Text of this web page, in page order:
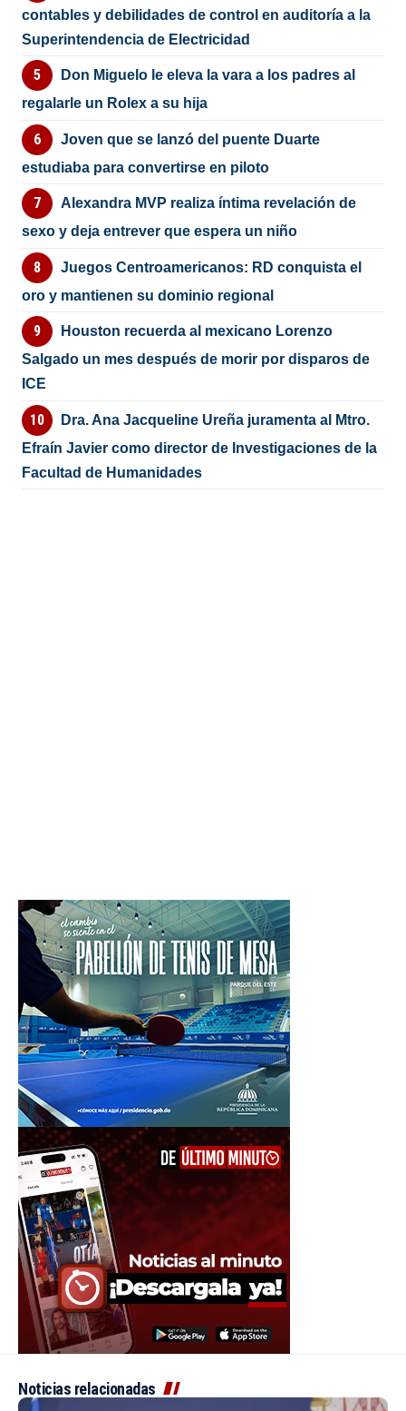
contables y debilidades de control en auditoría a la
Superintendencia de Electricidad
Don Miguelo le eleva la vara a los padres al
regalarle un Rolex a su hija
Joven que se lanzó del puente Duarte
estudiaba para convertirse en piloto
Alexandra MVP realiza íntima revelación de
sexo y deja entrever que espera un niño
Juegos Centroamericanos: RD conquista el
oro y mantienen su dominio regional
Houston recuerda al mexicano Lorenzo
Salgado un mes después de morir por disparos de
ICE
Dra. Ana Jacqueline Ureña juramenta al Mtro.
Efraín Javier como director de Investigaciones de la
Facultad de Humanidades
Noticias relacionadas